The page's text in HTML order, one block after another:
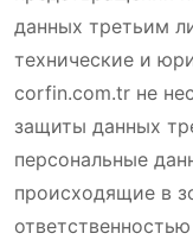
данных третьим
технические и
corfin.com.tr не
защиты данных
персональные
происходящие в